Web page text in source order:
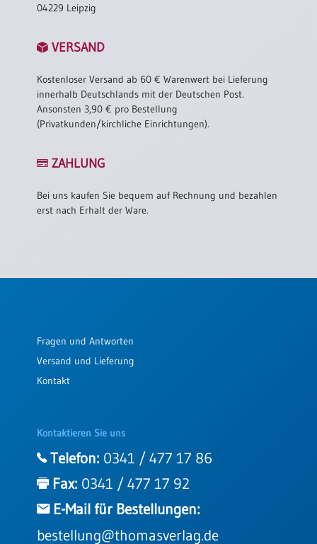
04229 Leipzig
VERSAND
Kostenloser Versand ab 60 € Warenwert bei Lieferung
innerhalb Deutschlands mit der Deutschen Post.
Ansonsten 3,90 € pro Bestellung
(Privatkunden/kirchliche Einrichtungen).
ZAHLUNG
Bei uns kaufen Sie bequem auf Rechnung und bezahlen
erst nach Erhalt der Ware.
Fragen und Antworten
Versand und Lieferung
Kontakt
Kontaktieren Sie uns
Telefon: 0341 / 477 17 86
Fax: 0341 / 477 17 92
E-Mail für Bestellungen:
bestellung@thomasverlag.de